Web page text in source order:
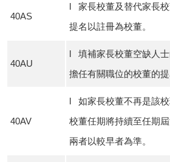
40AS
l 家長校董及替代家長
提名以註冊為校董。
40AU
l 填補家長校董空缺人
擔任有關職位的校董的提
40AV
l 如家長校董不再是該
校董任期將持續至任期
兩者以較早者為準。